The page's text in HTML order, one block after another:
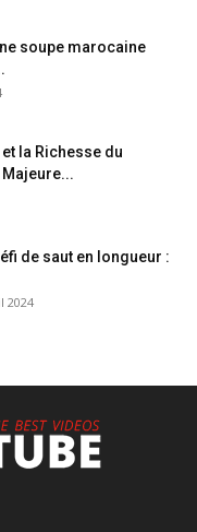
soupe marocaine
la Richesse du
de saut en longueur :
2024